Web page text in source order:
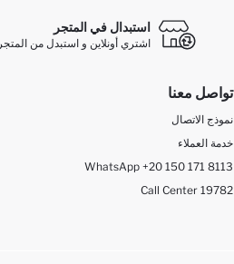
استبدال في المتجر
اشتري أونلاين و استبدل من المتجر
تواصل معنا
نموذج الاتصال
خدمة العملاء
WhatsApp +20 150 171 8113
Call Center 19782